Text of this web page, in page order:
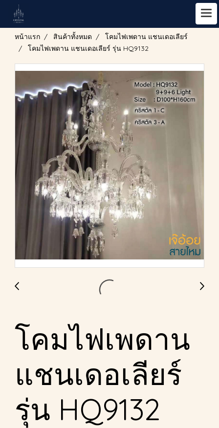
หน้าแรก สินค้าทั้งหมด
โคมไฟเพดาน แชนเดอเลียร์
โคมไฟเพดาน แชนเดอเลียร์ รุ่น HQ9132
โคมไฟเพดาน
แชนเดอเลียร์
รุ่น HQ9132